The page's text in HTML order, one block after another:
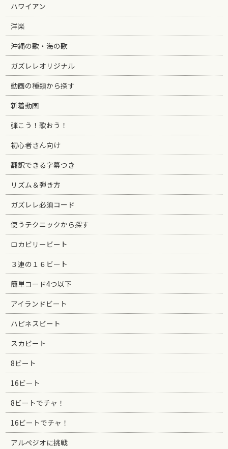
ハワイアン
洋楽
沖縄の歌・海の歌
ガズレレオリジナル
動画の種類から探す
新着動画
弾こう！歌おう！
初心者さん向け
翻訳できる字幕つき
リズム＆弾き方
ガズレレ必須コード
使うテクニックから探す
ロカビリービート
３連の１６ビート
簡単コード4つ以下
アイランドビート
ハピネスビート
スカビート
8ビート
16ビート
8ビートでチャ！
16ビートでチャ！
アルペジオに挑戦